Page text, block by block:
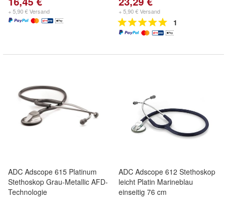
+ 5,90 € Versand + 5,90 € Versand
1
ADC Adscope 615 Platinum
Stethoskop Grau-Metallic AFD-
Technologie
ADC Adscope 612 Stethoskop
leicht Platin Marineblau
einseitig 76 cm